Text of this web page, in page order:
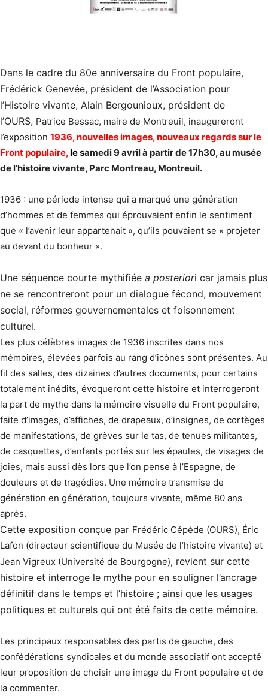
Dans le cadre du 80e anniversaire du Front populaire,
Frédérick Genevée, président de l’Association pour
l’Histoire vivante, Alain Bergounioux, président de
l’OURS, Patrice Bessac, maire de Montreuil, inaugureront
l’exposition 1936, nouvelles images, nouveaux regards sur le
Front populaire,le samedi 9 avril à partir de 17h30, au musée
de l’histoire vivante, Parc Montreau, Montreuil.
1936 : une période intense qui a marqué une génération
d’hommes et de femmes qui éprouvaient enfin le sentiment
que « l’avenir leur appartenait », qu’ils pouvaient se « projeter
au devant du bonheur ».
Une séquence courte mythifiée a posteriori car jamais plus
ne se rencontreront pour un dialogue fécond, mouvement
social, réformes gouvernementales et foisonnement
culturel.
Les plus célèbres images de 1936 inscrites dans nos
mémoires, élevées parfois au rang d’icônes sont présentes. Au
fil des salles, des dizaines d’autres documents, pour certains
totalement inédits, évoqueront cette histoire et interrogeront
la part de mythe dans la mémoire visuelle du Front populaire,
faite d’images, d’affiches, de drapeaux, d’insignes, de cortèges
de manifestations, de grèves sur le tas, de tenues militantes,
de casquettes, d’enfants portés sur les épaules, de visages de
joies, mais aussi dès lors que l’on pense à l’Espagne, de
douleurs et de tragédies. Une mémoire transmise de
génération en génération, toujours vivante, même 80 ans
après.
Cette exposition conçue par Frédéric Cépède (OURS), Éric
Lafon (directeur scientifique du Musée de l’histoire vivante) et
Jean Vigreux (Université de Bourgogne), revient sur cette
histoire et interroge le mythe pour en souligner l’ancrage
définitif dans le temps et l’histoire ; ainsi que les usages
politiques et culturels qui ont été faits de cette mémoire.
Les principaux responsables des partis de gauche, des
confédérations syndicales et du monde associatif ont accepté
leur proposition de choisir une image du Front populaire et de
la commenter.